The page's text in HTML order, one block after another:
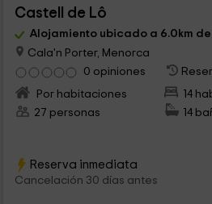
Castell de Lô
Alojamiento ubicado a 6.0km de
Cala'n Porter, Menorca
0 opiniones
Por habitaciones
14
27 personas
14
Reserva inmediata
Cancelación 30 días antes